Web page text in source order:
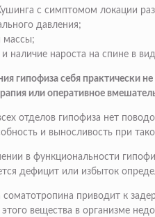
с симптомом локации
давления;
массы;
наличие нароста на спине в
гипофиза себя практически
или оперативное
отделов гипофиза нет
и выносливость при
в функциональности
дефицит или избыток
соматотропина приводит к
этого вещества в организме